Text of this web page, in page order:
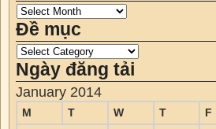
Đề mục
Ngày đăng tải
January 2014
M T W T F